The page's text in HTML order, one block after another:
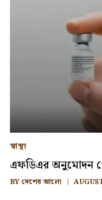
স্বাস্থ্য
এফডিএর অনুমোদন
BY দেশের আলো